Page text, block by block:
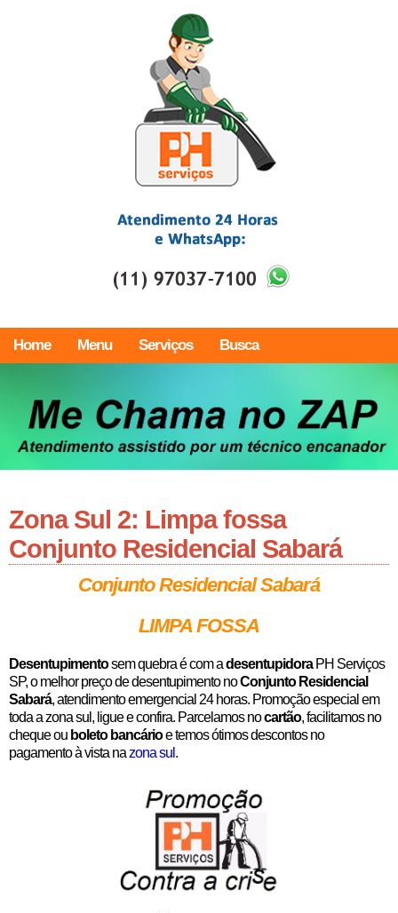
Home Menu Serviços Busca
Zona Sul 2: Limpa fossa
Conjunto Residencial Sabará
Conjunto Residencial Sabará
LIMPA FOSSA
Desentupimentosem quebra é com adesentupidoraPH Serviços
SP, o melhor preço de desentupimento noConjunto Residencial
Sabará, atendimento emergencial 24 horas. Promoção especial em
toda a zona sul, ligue e confira. Parcelamos nocartão, facilitamos no
cheque ou boleto bancárioe temos ótimos descontos no
pagamento à vista nazona sul .